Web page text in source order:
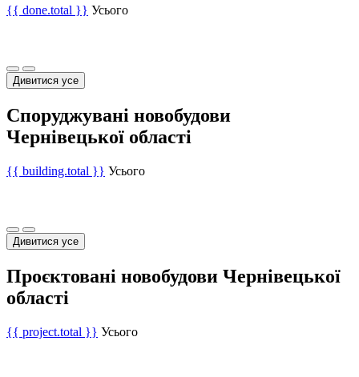
{{ done.total }} Усього
Дивитися усе
Споруджувані новобудови
Чернівецької області
{{ building.total }} Усього
Дивитися усе
Проєктовані новобудови Чернівецької
області
{{ project.total }} Усього